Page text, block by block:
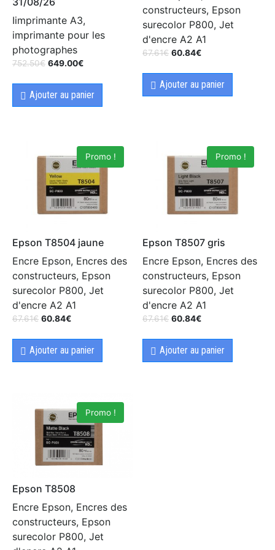
Iimprimante A3,
imprimante pour les
photographes
752.50€ 649.00€
Ajouter au panier
constructeurs, Epson
surecolor P800, Jet
d'encre A2 A1
67.61€ 60.84€
Ajouter au panier
Promo !
Epson T8504 jaune
Encre Epson, Encres des
constructeurs, Epson
surecolor P800, Jet
d'encre A2 A1
67.61€ 60.84€
Ajouter au panier
Promo !
Epson T8507 gris
Encre Epson, Encres des
constructeurs, Epson
surecolor P800, Jet
d'encre A2 A1
67.61€ 60.84€
Ajouter au panier
Promo !
Epson T8508
Encre Epson, Encres des
constructeurs, Epson
surecolor P800, Jet